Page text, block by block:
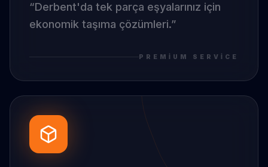
“Derbent'da tek parça eşyalarınız için
ekonomik taşıma çözümleri.”
PREMIUM SERVICE